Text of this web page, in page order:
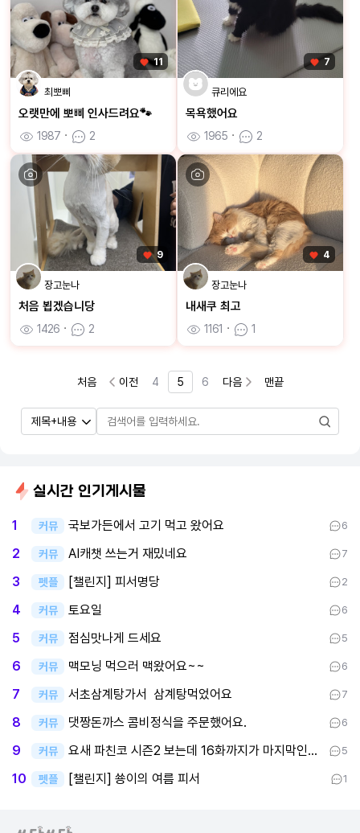
11
최뽀삐
오랫만에 뽀삐 인사드려요🐾
1987 ㆍ 2
7
큐리에요
목욕했어요
1965 ㆍ 2
9
장고눈나
처음 뵙겠습니당
1426 ㆍ 2
4
장고눈나
내새쿠 최고
1161 ㆍ 1
처음 이전 4 5 6 다음 맨끝
실시간 인기게시물
1 커뮤 국보가든에서 고기 먹고 왔어요 6
2 커뮤 AI캐챗 쓰는거 재밌네요 7
3 펫플 [챌린지] 피서명당 2
4 커뮤 토요일 6
5 커뮤 점심맛나게 드세요 5
6 커뮤 맥모닝 먹으러 맥왔어요~~ 6
7 커뮤 서초삼계탕가서 삼계탕먹었어요 7
8 커뮤 댓짱돈까스 콤비정식을 주문했어요. 6
9 커뮤 요새 파친코 시즌2 보는데 16화까지가 마지막인데 후반부까지 봤어요 5
10 펫플 [챌린지] 쑝이의 여름 피서 1